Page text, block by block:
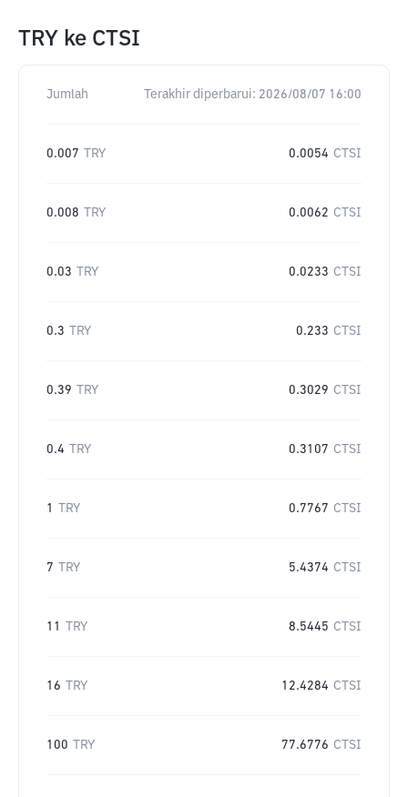
TRY ke CTSI
Jumlah Terakhir diperbarui: 2026/08/07 16:00
0.007 TRY 0.0054 CTSI
0.008 TRY 0.0062 CTSI
0.03 TRY 0.0233 CTSI
0.3 TRY 0.233 CTSI
0.39 TRY 0.3029 CTSI
0.4 TRY 0.3107 CTSI
1 TRY 0.7767 CTSI
7 TRY 5.4374 CTSI
11 TRY 8.5445 CTSI
16 TRY 12.4284 CTSI
100 TRY 77.6776 CTSI